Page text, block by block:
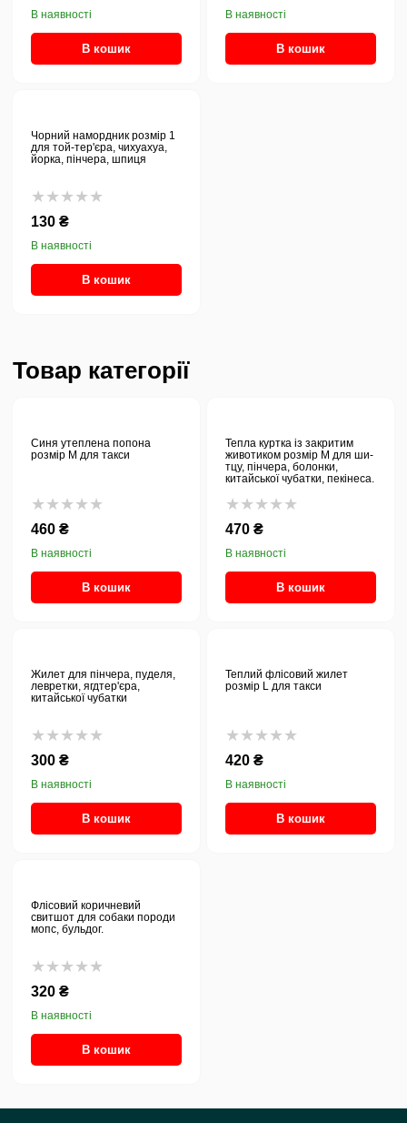
В наявності
В кошик
В наявності
В кошик
Чорний намордник розмір 1
для той-тер'єра, чихуахуа,
йорка, пінчера, шпиця
★★★★★
130 ₴
В наявності
В кошик
Товар категорії
Синя утеплена попона
розмір М для такси
★★★★★
460 ₴
В наявності
В кошик
Тепла куртка із закритим
животиком розмір М для ши-
тцу, пінчера, болонки,
китайської чубатки, пекінеса.
★★★★★
470 ₴
В наявності
В кошик
Жилет для пінчера, пуделя,
левретки, ягдтер'єра,
китайської чубатки
★★★★★
300 ₴
В наявності
В кошик
Теплий флісовий жилет
розмір L для такси
★★★★★
420 ₴
В наявності
В кошик
Флісовий коричневий
свитшот для собаки породи
мопс, бульдог.
★★★★★
320 ₴
В наявності
В кошик